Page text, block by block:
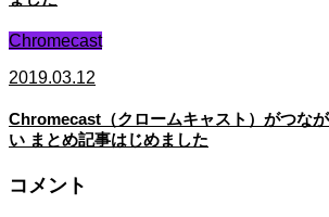
Chromecast
2019.03.12
Chromecast（クロームキャスト）がつな
い まとめ記事はじめました
コメント